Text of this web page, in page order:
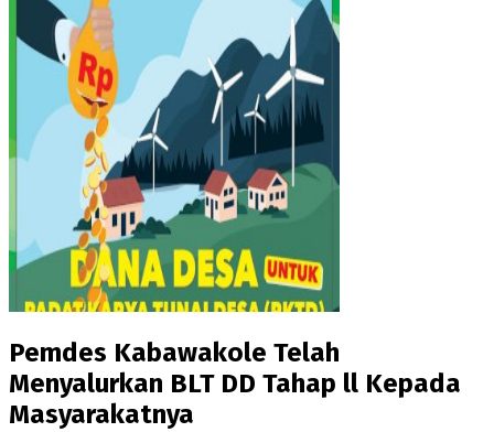
Pemdes Kabawakole Telah
Menyalurkan BLT DD Tahap ll Kepada
Masyarakatnya